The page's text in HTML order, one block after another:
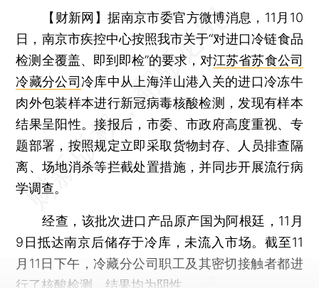
【财新网】据南京市委官方微博消息，11月10
日，南京市疾控中心按照我市关于“对进口冷链食品
检测全覆盖、即到即检”的要求，对江苏省苏食公司
冷藏分公司冷库中从上海洋山港入关的进口冷冻牛
肉外包装样本进行新冠病毒核酸检测，发现有样本
结果呈阳性。接报后，市委、市政府高度重视、专
题部署，按照规定立即采取货物封存、人员排查隔
离、场地消杀等拦截处置措施，并同步开展流行病
学调查。
经查，该批次进口产品原产国为阿根廷，11月
9日抵达南京后储存于冷库，未流入市场。截至11
月11日下午，冷藏分公司职工及其密切接触者都进
行了核酸检测，结果均为阴性。